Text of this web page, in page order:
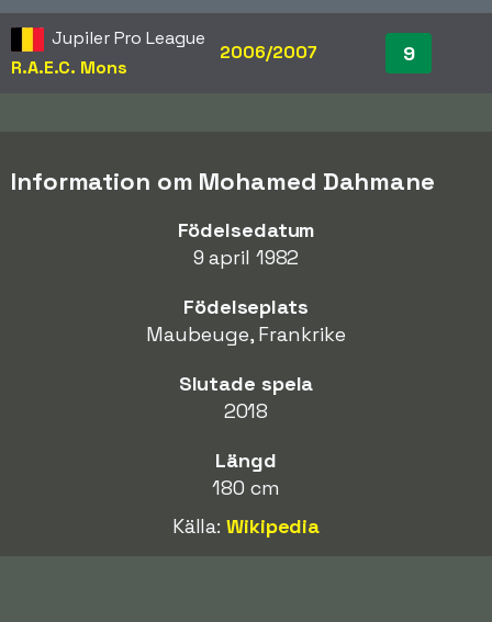
Jupiler Pro League
R.A.E.C. Mons
2006/2007 9
Information om Mohamed Dahmane
Födelsedatum
9 april 1982
Födelseplats
Maubeuge, Frankrike
Slutade spela
2018
Längd
180 cm
Källa:Wikipedia